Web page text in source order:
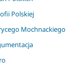
Polskiej
Mochnackiego